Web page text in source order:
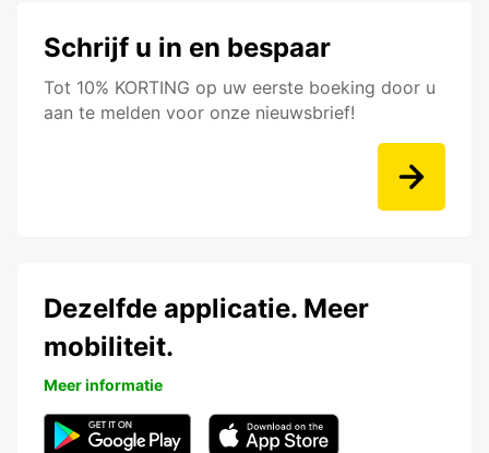
Schrijf u in en bespaar
Tot 10% KORTING op uw eerste boeking door u
aan te melden voor onze nieuwsbrief!
Dezelfde applicatie. Meer
mobiliteit.
Meer informatie